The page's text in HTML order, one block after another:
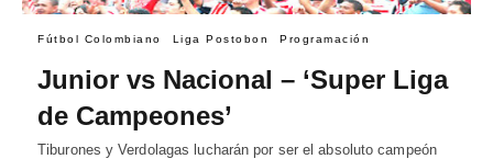
Fútbol Colombiano Liga Postobon Programación
Junior vs Nacional – ‘Super Liga
de Campeones’
Tiburones y Verdolagas lucharán por ser el absoluto campeón